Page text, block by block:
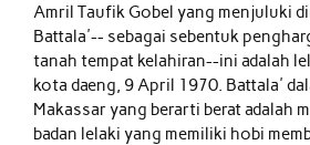
Amril Taufik Gobelyang menjuluki
Battala'-- sebagai sebentuk
tanah tempat kelahiran--ini adalah
kota daeng, 9 April 1970. Battala'
Makassar yang berarti berat adalah
badan lelaki yang memiliki hobi